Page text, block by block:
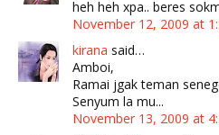
heh heh xpa.. beres
November 12, 2009 at
kirana said…
Amboi,
Ramai jgak teman
Senyum la mu...
November 13, 2009 at